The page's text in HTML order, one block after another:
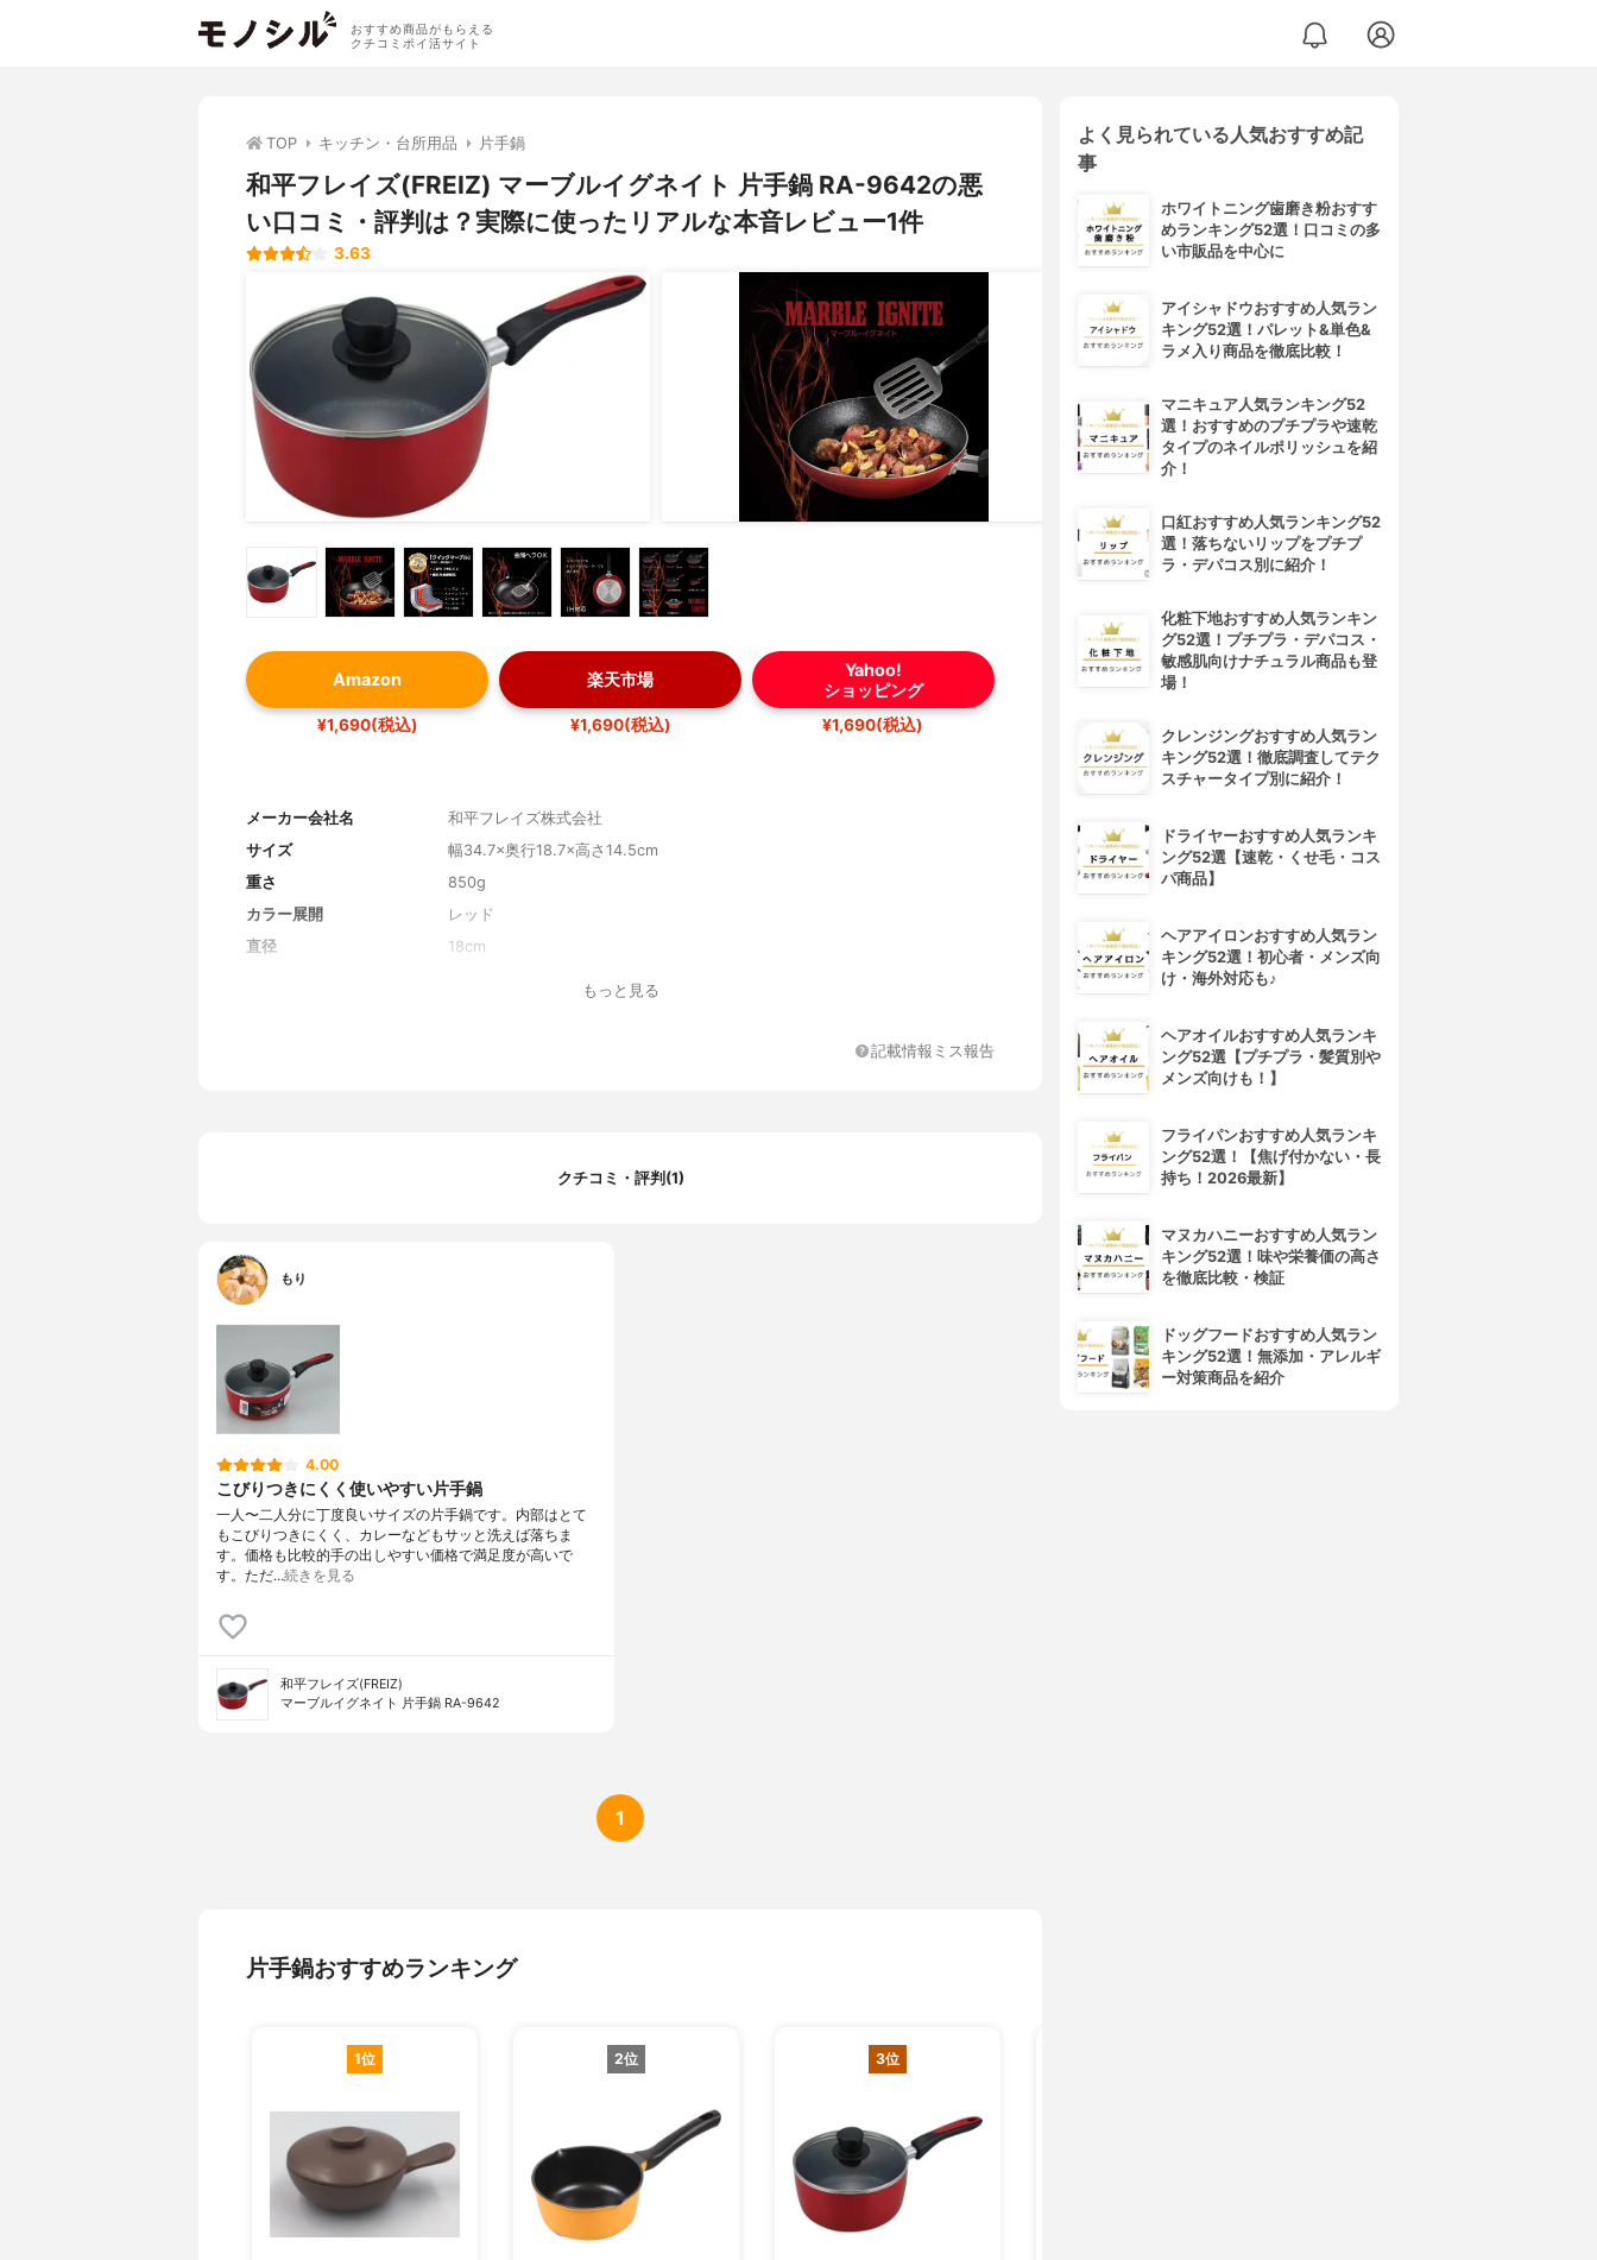
おすすめ商品がもらえる
クチコミポイ活サイト
TOP キッチン・台所用品 片手鍋
和平フレイズ(FREIZ) マーブルイグネイト 片手鍋 RA-9642の悪
い口コミ・評判は？実際に使ったリアルな本音レビュー1件
3.63
Amazon
¥1,690(税込)
楽天市場
¥1,690(税込)
Yahoo!
ショッピング
¥1,690(税込)
メーカー会社名
和平フレイズ株式会社
サイズ
幅34.7×奥行18.7×高さ14.5cm
重さ
850g
カラー展開
レッド
直径
18cm
本体:アルミニウム合金、内面:ふっ素樹脂加工(クイックマーブル)、はり底:ス
もっと見る
記載情報ミス報告
クチコミ・評判(1)
もり
4.00
こびりつきにくく使いやすい片手鍋
一人〜二人分に丁度良いサイズの片手鍋です。内部はとて
もこびりつきにくく、カレーなどもサッと洗えば落ちま
す。価格も比較的手の出しやすい価格で満足度が高いで
す。ただ…続きを見る
和平フレイズ(FREIZ)
マーブルイグネイト 片手鍋 RA-9642
1
片手鍋おすすめランキング
1位 2位 3位
よく見られている人気おすすめ記
事
ホワイトニング歯磨き粉おすす
めランキング52選！口コミの多
い市販品を中心に
アイシャドウおすすめ人気ラン
キング52選！パレット&単色&
ラメ入り商品を徹底比較！
マニキュア人気ランキング52
選！おすすめのプチプラや速乾
タイプのネイルポリッシュを紹
介！
口紅おすすめ人気ランキング52
選！落ちないリップをプチプ
ラ・デパコス別に紹介！
化粧下地おすすめ人気ランキン
グ52選！プチプラ・デパコス・
敏感肌向けナチュラル商品も登
場！
クレンジングおすすめ人気ラン
キング52選！徹底調査してテク
スチャータイプ別に紹介！
ドライヤーおすすめ人気ランキ
ング52選【速乾・くせ毛・コス
パ商品】
ヘアアイロンおすすめ人気ラン
キング52選！初心者・メンズ向
け・海外対応も♪
ヘアオイルおすすめ人気ランキ
ング52選【プチプラ・髪質別や
メンズ向けも！】
フライパンおすすめ人気ランキ
ング52選！【焦げ付かない・長
持ち！2026最新】
マヌカハニーおすすめ人気ラン
キング52選！味や栄養価の高さ
を徹底比較・検証
ドッグフードおすすめ人気ラン
キング52選！無添加・アレルギ
ー対策商品を紹介